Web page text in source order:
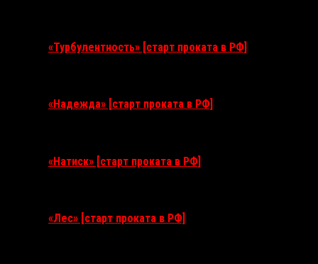
«Турбулентность» [старт проката в РФ]
«Надежда» [старт проката в РФ]
«Натиск» [старт проката в РФ]
«Лес» [старт проката в РФ]